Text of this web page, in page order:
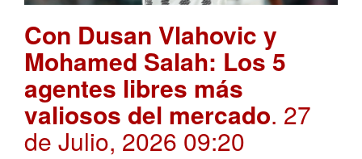
Con Dusan Vlahovic y
Mohamed Salah: Los 5
agentes libres más
valiosos del mercado. 27
de Julio, 2026 09:20